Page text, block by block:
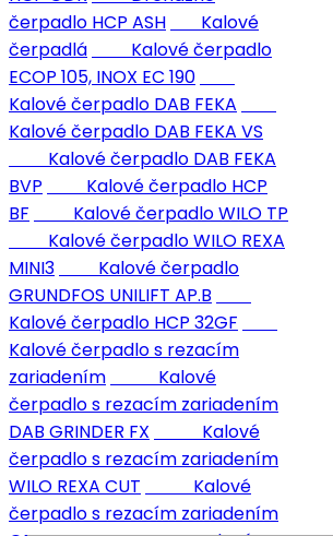
čerpadlo HCP ASH
Kalové
čerpadlá
Kalové čerpadlo
ECOP 105, INOX EC 190
Kalové čerpadlo DAB FEKA
Kalové čerpadlo DAB FEKA VS
Kalové čerpadlo DAB FEKA
BVP
Kalové čerpadlo HCP
BF
Kalové čerpadlo WILO TP
Kalové čerpadlo WILO REXA
MINI3
Kalové čerpadlo
GRUNDFOS UNILIFT AP.B
Kalové čerpadlo HCP 32GF
Kalové čerpadlo s rezacím
zariadením
Kalové
čerpadlo s rezacím zariadením
DAB GRINDER FX
Kalové
čerpadlo s rezacím zariadením
WILO REXA CUT
Kalové
čerpadlo s rezacím zariadením